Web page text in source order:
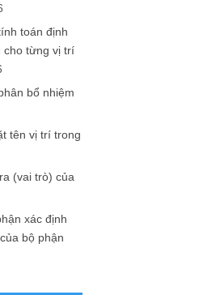
toán định
cho từng vị trí
bổ nhiệm
tên vị trí trong
(vai trò) của
xác định
bộ phận